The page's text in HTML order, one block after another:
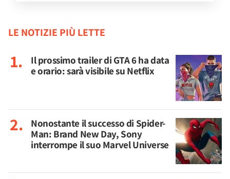
LE NOTIZIE PIÙ LETTE
Il prossimo trailer di GTA 6 ha data
e orario: sarà visibile su Netflix
Nonostante il successo di Spider-
Man: Brand New Day, Sony
interrompe il suo Marvel Universe